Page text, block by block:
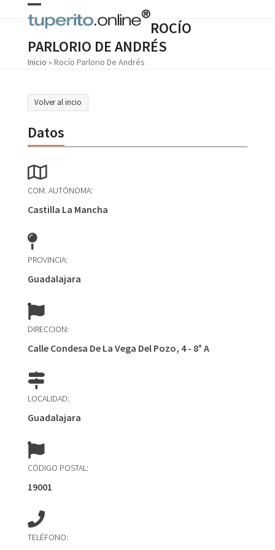
Open
mobile
menu
Close
mobile
menu
ROCÍO
PARLORIO DE ANDRÉS
Inicio » Rocío Parlorio De Andrés
Volver al incio
Datos
COM. AUTÓNOMA:
Castilla La Mancha
PROVINCIA:
Guadalajara
DIRECCION:
Calle Condesa De La Vega Del Pozo, 4 - 8° A
LOCALIDAD:
Guadalajara
CÓDIGO POSTAL:
19001
TELÉFONO: